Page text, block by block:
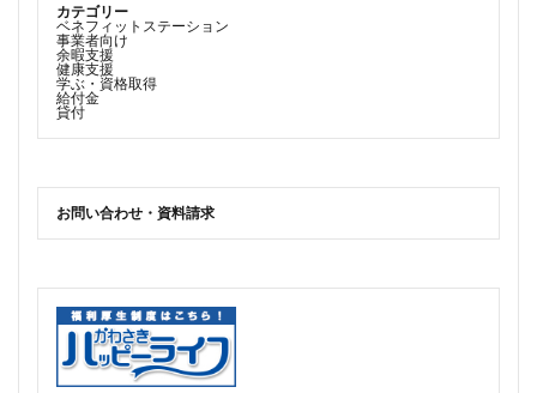
カテゴリー
ベネフィットステーション
事業者向け
余暇支援
健康支援
学ぶ・資格取得
給付金
貸付
お問い合わせ・資料請求